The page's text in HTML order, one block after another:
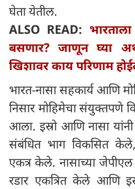
घेता येतील.
ALSO READ:
बसणार? जाणून घ्या
खिशावर काय परिणाम
भारत-नासा सहकार्य आणि
निसार मोहिमेचा संयुक्तपणे
आला. इस्रो आणि नासा
संबंधित भाग विकसित
एकत्र केले. नासाच्या
रडार एकत्रित केले आणि